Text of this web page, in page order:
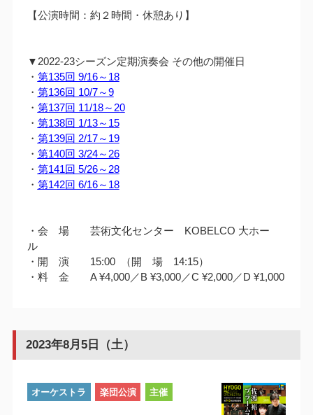
【公演時間：約２時間・休憩あり】
▼2022-23シーズン定期演奏会 その他の開催日
・ 第135回 9/16～18
・ 第136回 10/7～9
・ 第137回 11/18～20
・ 第138回 1/13～15
・ 第139回 2/17～19
・ 第140回 3/24～26
・ 第141回 5/26～28
・ 第142回 6/16～18
・会 場 芸術文化センター KOBELCO 大ホー
ル
・開 演 15:00 （開 場 14:15）
・料 金 A ¥4,000／B ¥3,000／C ¥2,000／D ¥1,000
2023年8月5日（土）
オーケストラ 楽団公演 主催